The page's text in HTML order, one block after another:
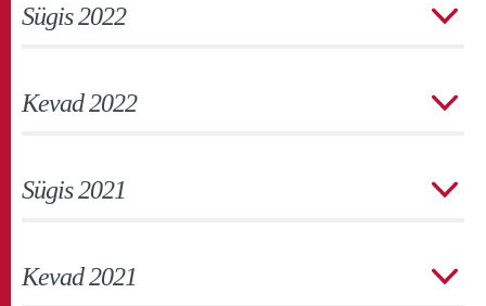
Sügis 2022
Kevad 2022
Sügis 2021
Kevad 2021